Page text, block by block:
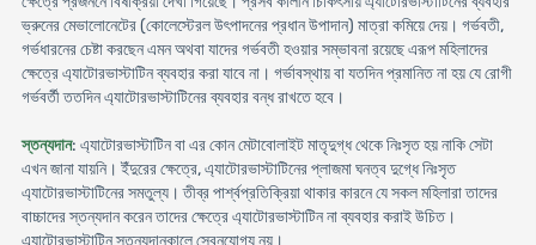
ভ্রুনের মেভালোনেটের (কোলেস্টেরল উৎপাদনের প্রধান উপাদান) মাত্রা কমিয়ে দেয়। গর্ভবতী,
গর্ভধারনের চেষ্টা করছেন এমন অথবা যাদের গর্ভবতী হওয়ার সম্ভাবনা রয়েছে এরূপ মহিলাদের
ক্ষেত্রে এ্যাটোরভাস্টাটিন ব্যবহার করা যাবে না। গর্ভাবস্থায় বা যতদিন প্রমানিত না হয় যে রোগী
গর্ভবর্তী ততদিন এ্যাটোরভাস্টাটিনের ব্যবহার বন্ধ রাখতে হবে।
স্তন্যদান: এ্যাটোরভাস্টাটিন বা এর কোন মেটাবোলাইট মাতৃদুগ্ধ থেকে নিঃসৃত হয় নাকি সেটা
এখন জানা যায়নি। ইঁদুরের ক্ষেত্রে, এ্যাটোরভাস্টাটিনের প্লাজমা ঘনত্ব দুগ্ধে নিঃসৃত
এ্যাটোরভাস্টাটিনের সমতুল্য। তীব্র পার্শ্বপ্রতিক্রিয়া থাকার কারনে যে সকল মহিলারা তাদের
বাচ্চাদের স্তন্যদান করেন তাদের ক্ষেত্রে এ্যাটোরভাস্টাটিন না ব্যবহার করাই উচিত।
এ্যাটোরভাস্টাটিন স্তন্যদানকালে সেবনযোগ্য নয়।